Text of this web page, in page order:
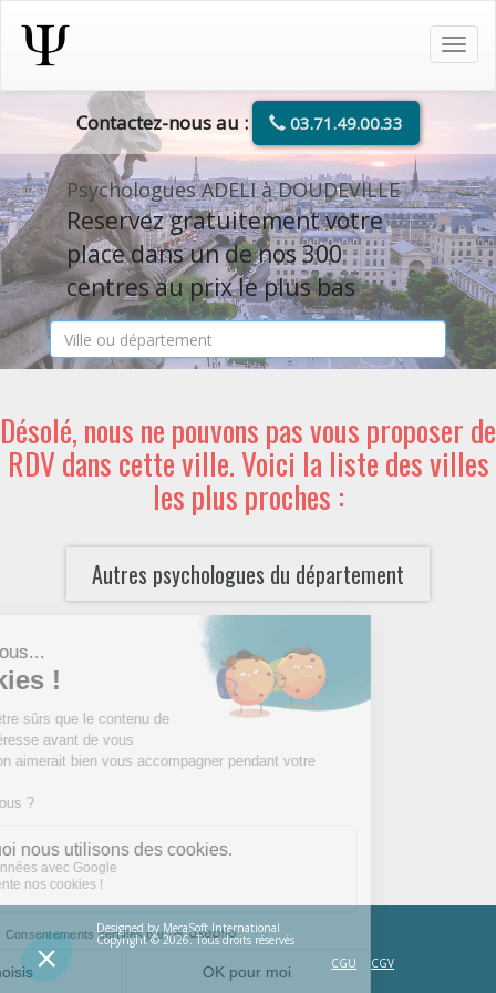
Contactez-nous au : 03.71.49.00.33
Psychologues ADELI à DOUDEVILLE
Reservez gratuitement votre
place dans un de nos 300
centres au prix le plus bas
Désolé, nous ne pouvons pas vous proposer de
RDV dans cette ville. Voici la liste des villes
les plus proches :
Autres psychologues du département
Designed by MecaSoft International
Copyright © 2026. Tous droits réservés
CGU
CGV